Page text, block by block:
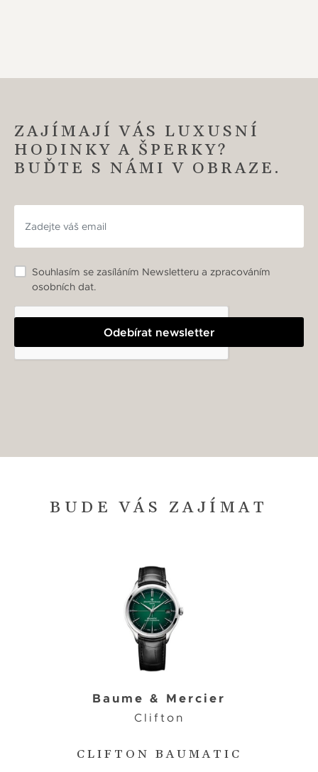
ZAJÍMAJÍ VÁS LUXUSNÍ
HODINKY A ŠPERKY?
BUĎTE S NÁMI V OBRAZE.
Odebírat newsletter
Souhlasím se zasíláním Newsletteru a zpracováním
osobních dat.
BUDE VÁS ZAJÍMAT
CLIFTON BAUMATIC
Baume & Mercier
Clifton